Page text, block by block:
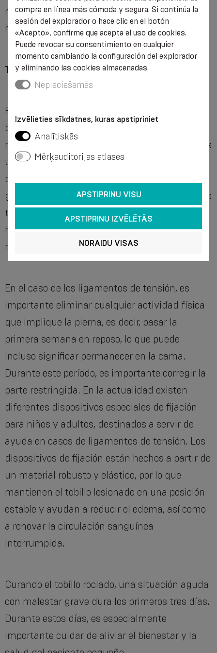
magulladada. La refrigeración reduce la
hemorragia y el edema y disminuye el dolor.
Tratamiento sin Rush
En el caso de un tobillo rociado, es importante
buscar ayuda médica para asegurarse de que
no hay ruptura. El primer método de examen es
un examen de rayos X. Sin embargo, sobre la
base de ello, es imposible determinar la
gravedad de la lesión ligada al ligamento; por lo
tanto, en casos más complicados, incluso si no
hay fractura, puede ser necesario otro examen
radiológico.
En el caso de los ligamentos de tensión, es
importante eliminar cualquier actividad física
que implique la pierna, es decir, pasar la
primera semana en reposo, lo que puede
incluso significar permanecer en la cama.
Durante este período, es importante corregir la
parte restringida. En la actualidad existen
diferentes dispositivos especiales de fijación
para niños y adultos, destinados a servir de
ayuda en casos de ligamentos de tensión. Los
dispositivos de fijación están hechos a partir de
un material robusto y elástico, por lo que
mantienen el tobillo lesionado en una posición
estable y ayudan a reducir el edema, así como
a renovar la circulación sanguínea
interrumpida.
Curando el tobillo rociado, una situación aguda
con malestar grave dura los primeros tres días.
Durante estos días, es especialmente
importante cuidar de aliviar el bienestar y la
compra en línea más cómoda y segura. Si continúa la
sesión del explorador o hace clic en el botón
«Acepto», confirme que acepta el uso de cookies.
Puede revocar su consentimiento en cualquier
momento cambiando la configuración del explorador
y eliminando las cookies almacenadas.
Nepieciešamās
Izvēlieties sīkdatnes, kuras apstipriniet
Analītiskās
Mērķauditorijas atlases
APSTIPRINU VISU
APSTIPRINU IZVĒLĒTĀS
NORAIDU VISAS